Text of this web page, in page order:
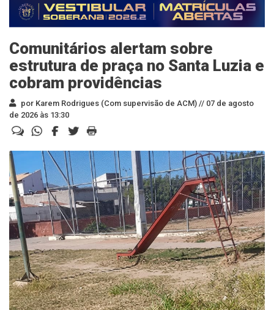
Comunitários alertam sobre
estrutura de praça no Santa Luzia e
cobram providências
por Karem Rodrigues (Com supervisão de ACM) // 07 de agosto
de 2026 às 13:30